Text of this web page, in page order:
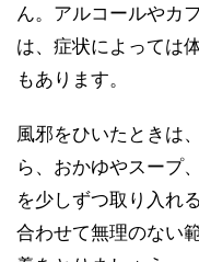
ん。アルコールやカ
は、症状によっては
もあります。
風邪をひいたときは
ら、おかゆやスープ
を少しずつ取り入れ
合わせて無理のない